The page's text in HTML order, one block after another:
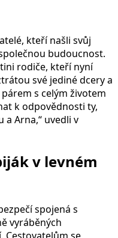
kteří našli svůj
budoucnost.
rodiče, kteří nyní
své jediné dcery a
s celým životem
k odpovědnosti ty,
Arna,“ uvedli v
v levném
spojená s
vyráběných